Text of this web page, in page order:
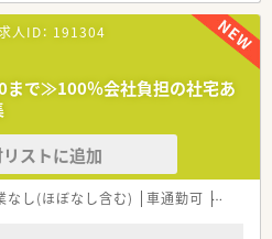
剤併設店舗です。
科や耳鼻科を中心に、1日あたり140
を応需しています。
はキッズ用スペースも完備されてお
が訪れる活気ある薬局です。
し、お客様の健康寿命を延ばす次世代
指している安定した大手企業です。
最高位の認定を取得しており、育児休
人ID： 191304
まで≫100％会社負担の社宅あ
ストに追加
なし(ほぼなし含む) 車通勤可 高給与